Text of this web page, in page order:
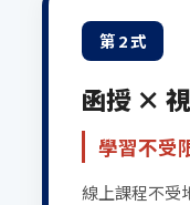
第 2 式
函授 ×
學習不受
線上課程不受